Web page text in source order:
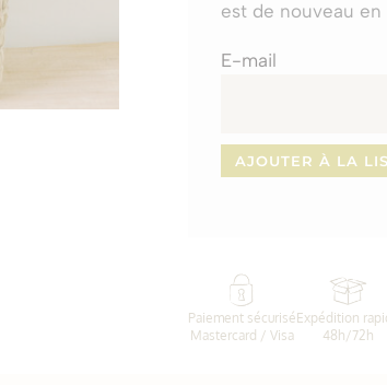
est de nouveau en
E-mail
Paiement sécurisé
Mastercard / Visa
Expédition
48h/72h